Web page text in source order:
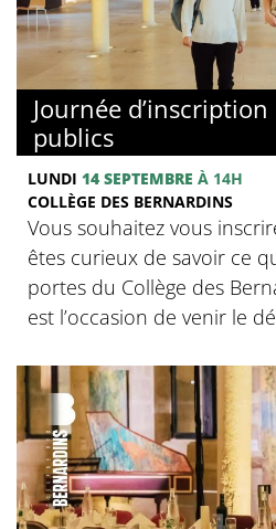
Journée
publics
LUNDI 14 SEPTEMBRE À 14H
COLLÈGE DES BERNARDINS
Vous souhaitez vous
êtes curieux de savoir ce
portes du Collège des
est l’occasion de venir le